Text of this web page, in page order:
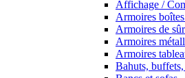
Affichage /
Armoires
Armoires de
Armoires
Armoires
Bahuts,